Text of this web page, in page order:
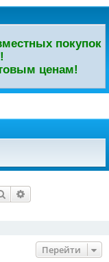
покупок
ценам!
Поиск
Перейти